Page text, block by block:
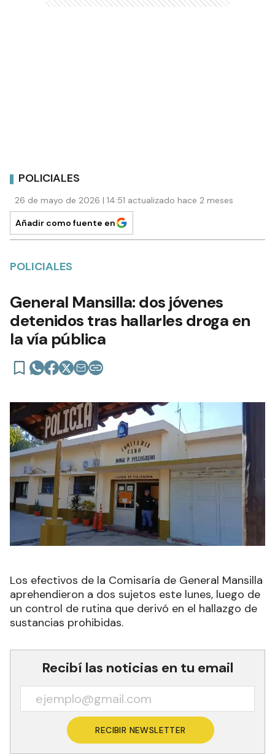
POLICIALES
26 de mayo de 2026 | 14:51 actualizado hace 2 meses
Añadir como fuente en
POLICIALES
General Mansilla: dos jóvenes
detenidos tras hallarles droga en
la vía pública
Los efectivos de la Comisaría de General Mansilla
aprehendieron a dos sujetos este lunes, luego de
un control de rutina que derivó en el hallazgo de
sustancias prohibidas.
Recibí las noticias en tu email
RECIBIR NEWSLETTER